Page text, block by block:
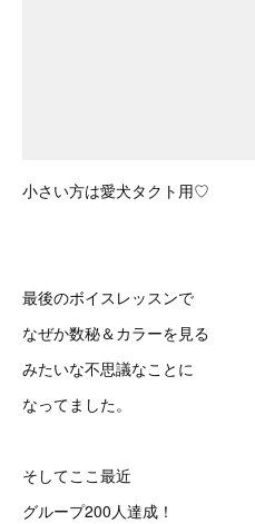
小さい方は愛犬タクト用♡
最後のボイスレッスンで
なぜか数秘＆カラーを見る
みたいな不思議なことに
なってました。
そしてここ最近
グループ200人達成！